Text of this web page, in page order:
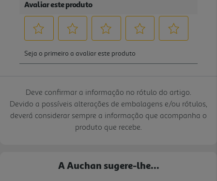
Deve confirmar a informação no rótulo do artigo.
Devido a possíveis alterações de embalagens e/ou rótulos,
deverá considerar sempre a informação que acompanha o
produto que recebe.
A Auchan sugere-lhe...